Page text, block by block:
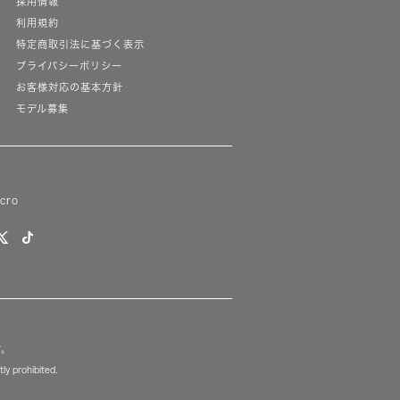
利用規約
特定商取引法に基づく表示
プライバシーポリシー
お客様対応の基本方針
モデル募集
prohibited.